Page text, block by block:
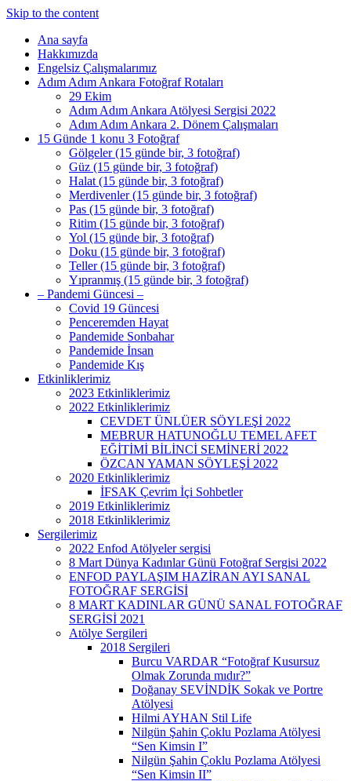
Skip to the content
Ana sayfa
Hakkımızda
Engelsiz Çalışmalarımız
Adım Adım Ankara Fotoğraf Rotaları
29 Ekim
Adım Adım Ankara Atölyesi Sergisi 2022
Adım Adım Ankara 2. Dönem Çalışmaları
15 Günde 1 konu 3 Fotoğraf
Gölgeler (15 günde bir, 3 fotoğraf)
Güz (15 günde bir, 3 fotoğraf)
Halat (15 günde bir, 3 fotoğraf)
Merdivenler (15 günde bir, 3 fotoğraf)
Pas (15 günde bir, 3 fotoğraf)
Ritim (15 günde bir, 3 fotoğraf)
Yol (15 günde bir, 3 fotoğraf)
Doku (15 günde bir, 3 fotoğraf)
Teller (15 günde bir, 3 fotoğraf)
Yıpranmış (15 günde bir, 3 fotoğraf)
– Pandemi Güncesi –
Covid 19 Güncesi
Penceremden Hayat
Pandemide Sonbahar
Pandemide İnsan
Pandemide Kış
Etkinliklerimiz
2023 Etkinliklerimiz
2022 Etkinliklerimiz
CEVDET ÜNLÜER SÖYLEŞİ 2022
MEBRUR HATUNOĞLU TEMEL AFET
EĞİTİMİ BİLİNCİ SEMİNERİ 2022
ÖZCAN YAMAN SÖYLEŞİ 2022
2020 Etkinliklerimiz
İFSAK Çevrim İçi Sohbetler
2019 Etkinliklerimiz
2018 Etkinliklerimiz
Sergilerimiz
2022 Enfod Atölyeler sergisi
8 Mart Dünya Kadınlar Günü Fotoğraf Sergisi 2022
ENFOD PAYLAŞIM HAZİRAN AYI SANAL
FOTOĞRAF SERGİSİ
8 MART KADINLAR GÜNÜ SANAL FOTOĞRAF
SERGİSİ 2021
Atölye Sergileri
2018 Sergileri
Burcu VARDAR “Fotoğraf Kusursuz
Olmak Zorunda mıdır?”
Doğanay SEVİNDİK Sokak ve Portre
Atölyesi
Hilmi AYHAN Stil Life
Nilgün Şahin Çoklu Pozlama Atölyesi
“Sen Kimsin I”
Nilgün Şahin Çoklu Pozlama Atölyesi
“Sen Kimsin II”